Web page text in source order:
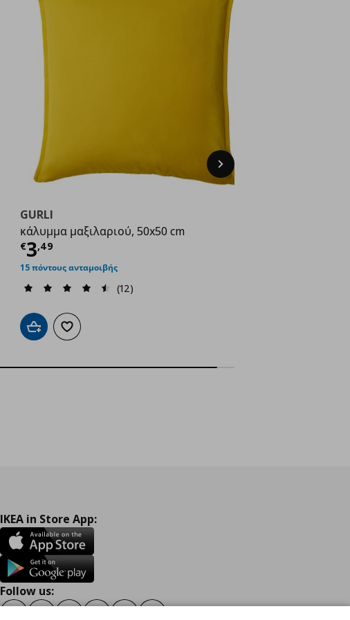
GURLI
κάλυμμα μαξιλαριού, 50x50 cm
€3,49
Τρέχουσα τιμή
15 πόντους ανταμοιβής
(12)
Προσθήκη στο καλάθι
Προσθήκη στα αγαπημένα
Next
IKEA in Store App:
Follow us: